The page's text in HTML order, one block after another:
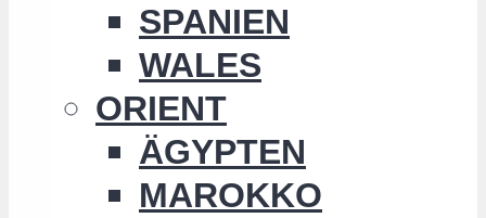
SPANIEN
WALES
ORIENT
ÄGYPTEN
MAROKKO